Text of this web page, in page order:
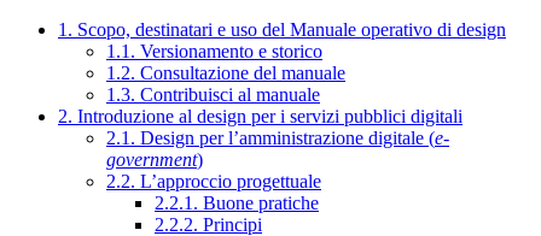
1. Scopo, destinatari e uso del Manuale operativo di design
1.1. Versionamento e storico
1.2. Consultazione del manuale
1.3. Contribuisci al manuale
2. Introduzione al design per i servizi pubblici digitali
2.1. Design per l’amministrazione digitale (e-
government)
2.2. L’approccio progettuale
2.2.1. Buone pratiche
2.2.2. Principi